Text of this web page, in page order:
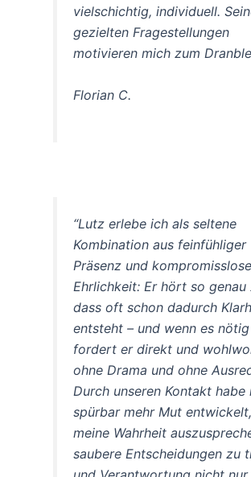
vielschichtig, individuell.
gezielten Fragestellungen
motivieren mich zum
Florian C.
“Lutz erlebe ich als seltene
Kombination aus feinfühliger
Präsenz und
Ehrlichkeit: Er hört so genau
dass oft schon dadurch
entsteht – und wenn es
fordert er direkt und
ohne Drama und ohne
Durch unseren Kontakt habe
spürbar mehr Mut entwickelt,
meine Wahrheit
saubere Entscheidungen zu